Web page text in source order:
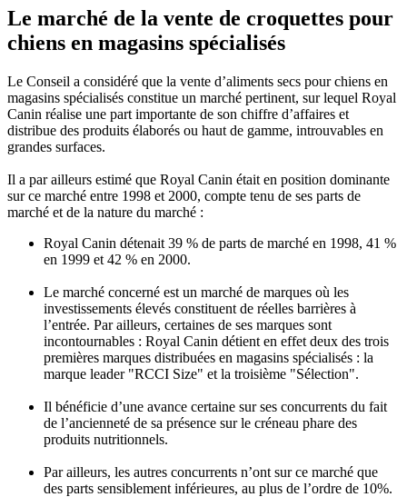
Le marché de la vente de croquettes pour
chiens en magasins spécialisés
Le Conseil a considéré que la vente d’aliments secs pour chiens en
magasins spécialisés constitue un marché pertinent, sur lequel Royal
Canin réalise une part importante de son chiffre d’affaires et
distribue des produits élaborés ou haut de gamme, introuvables en
grandes surfaces.
Il a par ailleurs estimé que Royal Canin était en position dominante
sur ce marché entre 1998 et 2000, compte tenu de ses parts de
marché et de la nature du marché :
Royal Canin détenait 39 % de parts de marché en 1998, 41 %
en 1999 et 42 % en 2000.
Le marché concerné est un marché de marques où les
investissements élevés constituent de réelles barrières à
l’entrée. Par ailleurs, certaines de ses marques sont
incontournables : Royal Canin détient en effet deux des trois
premières marques distribuées en magasins spécialisés : la
marque leader "RCCI Size" et la troisième "Sélection".
Il bénéficie d’une avance certaine sur ses concurrents du fait
de l’ancienneté de sa présence sur le créneau phare des
produits nutritionnels.
Par ailleurs, les autres concurrents n’ont sur ce marché que
des parts sensiblement inférieures, au plus de l’ordre de 10%.